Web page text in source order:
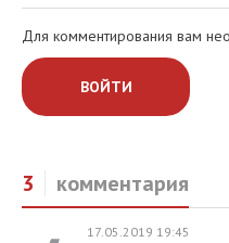
Для комментирования вам
ВОЙТИ
3 комментария
17.05.2019 19:45